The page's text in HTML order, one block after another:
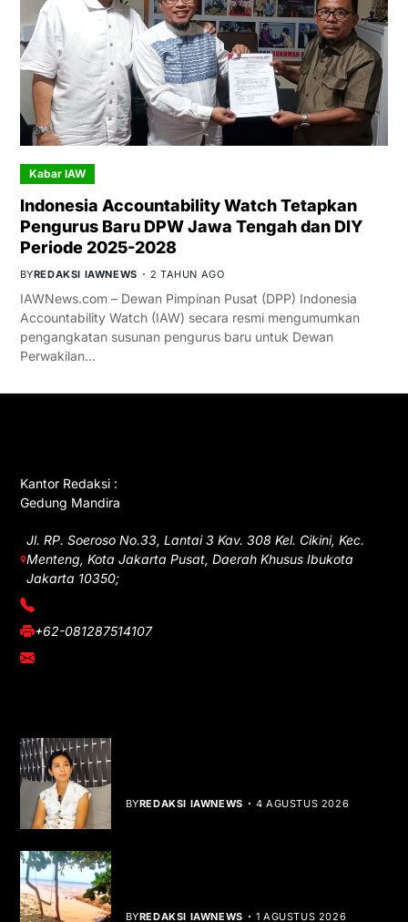
Kabar IAW
Indonesia Accountability Watch Tetapkan
Pengurus Baru DPW Jawa Tengah dan DIY
Periode 2025-2028
BYREDAKSI IAWNEWS 2 TAHUN AGO
IAWNews.com – Dewan Pimpinan Pusat (DPP) Indonesia
Accountability Watch (IAW) secara resmi mengumumkan
pengangkatan susunan pengurus baru untuk Dewan
Perwakilan…
Kantor Redaksi :
Gedung Mandira
Jl. RP. Soeroso No.33, Lantai 3 Kav. 308 Kel. Cikini, Kec.
Menteng, Kota Jakarta Pusat, Daerah Khusus Ibukota
Jakarta 10350;
(021) 3908026
+62-081287514107
adm@iawnews.com
BYREDAKSI IAWNEWS 4 AGUSTUS 2026
BYREDAKSI IAWNEWS 1 AGUSTUS 2026